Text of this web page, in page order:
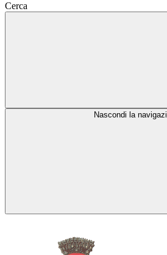
Cerca
Nascondi la